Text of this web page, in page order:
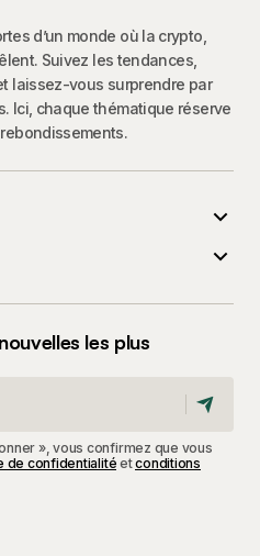
d’un monde où la crypto,
Suivez les tendances,
laissez-vous surprendre par
Ici, chaque thématique réserve
les plus
», vous confirmez que vous
de confidentialité etconditions